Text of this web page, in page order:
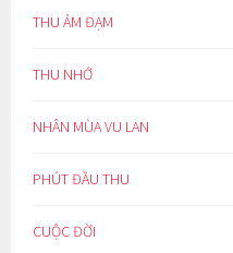
THU ẢM ĐẠM
THU NHỚ
NHÂN MÙA VU LAN
PHÚT ĐẦU THU
CUỘC ĐỜI